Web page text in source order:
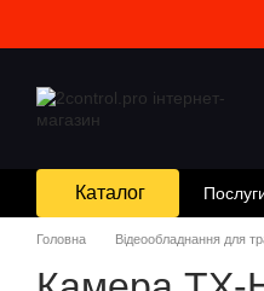
Каталог
Головна Відеообладнання для